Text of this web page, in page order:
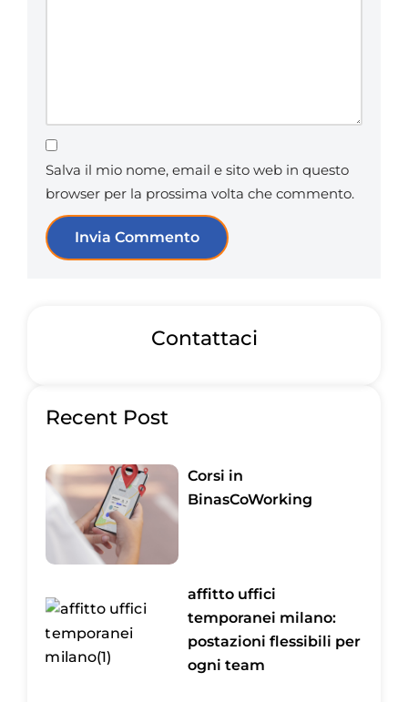
Salva il mio nome, email e sito web in questo
browser per la prossima volta che commento.
Contattaci
Recent Post
Corsi in
BinasCoWorking
affitto uffici
temporanei milano:
postazioni flessibili per
ogni team